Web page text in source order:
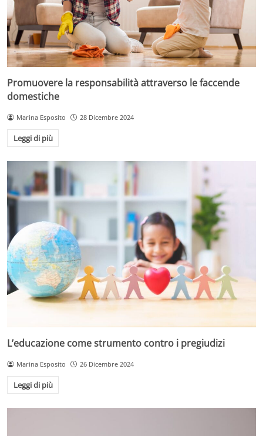
Promuovere la responsabilità attraverso le faccende
domestiche
Marina Esposito 28 Dicembre 2024
Leggi di più
L’educazione come strumento contro i pregiudizi
Marina Esposito 26 Dicembre 2024
Leggi di più